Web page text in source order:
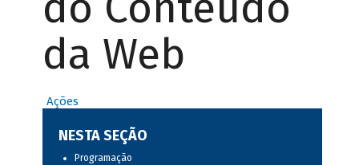
da Web
Ações
NESTA SEÇÃO
Programação